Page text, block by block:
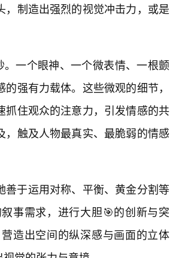
制造出强烈的视觉冲击力，或是
一个眼神、一个微表情、一根颤
强有力载体。这些微观的细节，
住观众的注意力，引发情感的共
触及人物最真实、最脆弱的情感
于运用对称、平衡、黄金分割等
事需求，进行大胆🎯的创新与突
造出空间的纵深感与画面的立体